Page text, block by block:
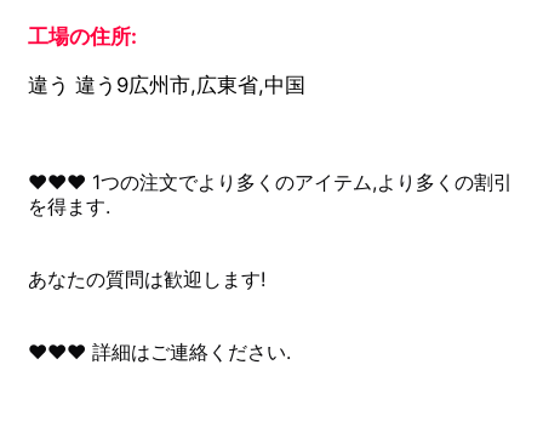
工場の住所:
違う 違う9広州市,広東省,中国
♥♥♥ 1つの注文でより多くのアイテム,より多くの割引
を得ます.
あなたの質問は歓迎します!
♥♥♥ 詳細はご連絡ください.